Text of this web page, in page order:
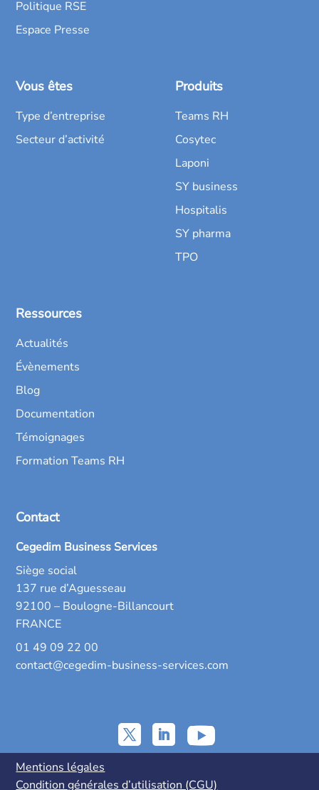
Politique RSE
Espace Presse
Vous êtes
Type d’entreprise
Secteur d’activité
Produits
Teams RH
Cosytec
Laponi
SY business
Hospitalis
SY pharma
TPO
Ressources
Actualités
Évènements
Blog
Documentation
Témoignages
Formation Teams RH
Contact
Cegedim Business Services
Siège social
137 rue d’Aguesseau
92100 – Boulogne-Billancourt
FRANCE
01 49 09 22 00
contact@cegedim-business-services.com
Mentions légales
Condition générales d’utilisation (CGU)